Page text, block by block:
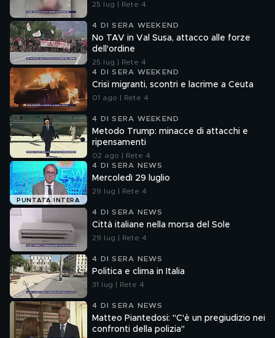
25 lug | Rete 4
4 DI SERA WEEKEND
No TAV in Val Susa, attacco alle forze
dell'ordine
25 lug | Rete 4
4 DI SERA WEEKEND
Crisi migranti, scontri e lacrime a Ceuta
01 ago | Rete 4
4 DI SERA WEEKEND
Metodo Trump: minacce di attacchi e
ripensamenti
02 ago | Rete 4
PUNTATA INTERA
4 DI SERA NEWS
Mercoledì 29 luglio
29 lug | Rete 4
4 DI SERA NEWS
Città italiane nella morsa del Sole
29 lug | Rete 4
4 DI SERA NEWS
Politica e clima in Italia
31 lug | Rete 4
4 DI SERA NEWS
Matteo Piantedosi: "C'è un pregiudizio nei
confronti della polizia"